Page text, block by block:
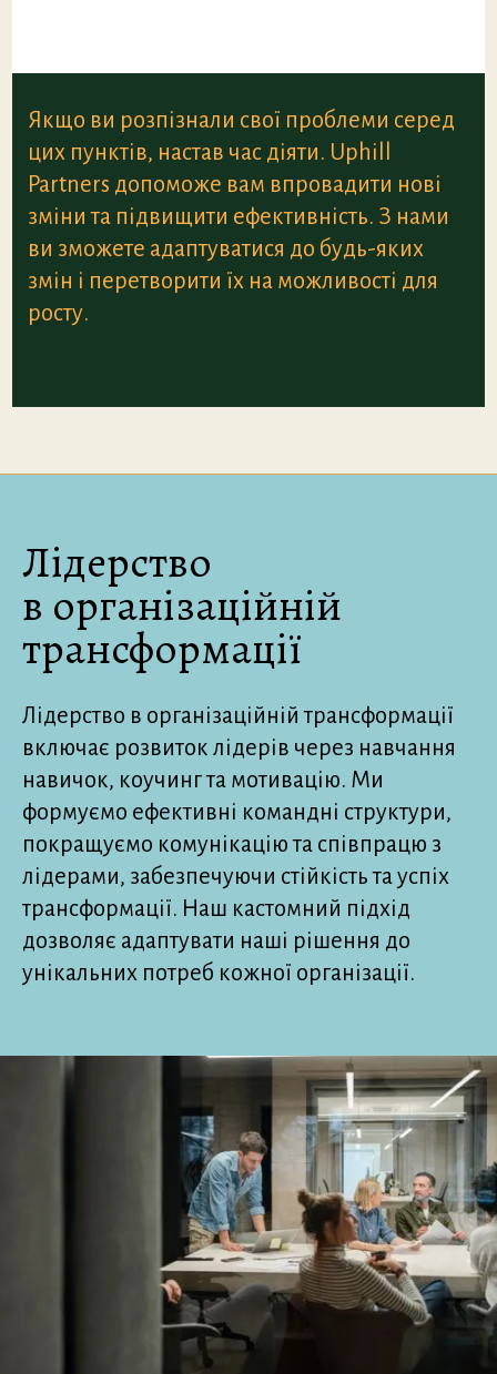
Якщо ви розпізнали свої проблеми серед
цих пунктів, настав час діяти. Uphill
Partners допоможе вам впровадити нові
зміни та підвищити ефективність. З нами
ви зможете адаптуватися до будь-яких
змін і перетворити їх на можливості для
росту.
Лідерство
в організаційній
трансформації
Лідерство в організаційній трансформації
включає розвиток лідерів через навчання
навичок, коучинг та мотивацію. Ми
формуємо ефективні командні структури,
покращуємо комунікацію та співпрацю з
лідерами, забезпечуючи стійкість та успіх
трансформації. Наш кастомний підхід
дозволяє адаптувати наші рішення до
унікальних потреб кожної організації.